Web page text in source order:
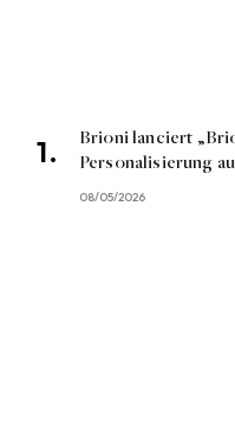
Brioni lanciert
Personalisierung
08/05/2026